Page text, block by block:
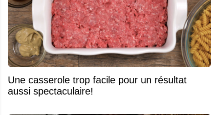
Une casserole trop facile pour un résultat
aussi spectaculaire!